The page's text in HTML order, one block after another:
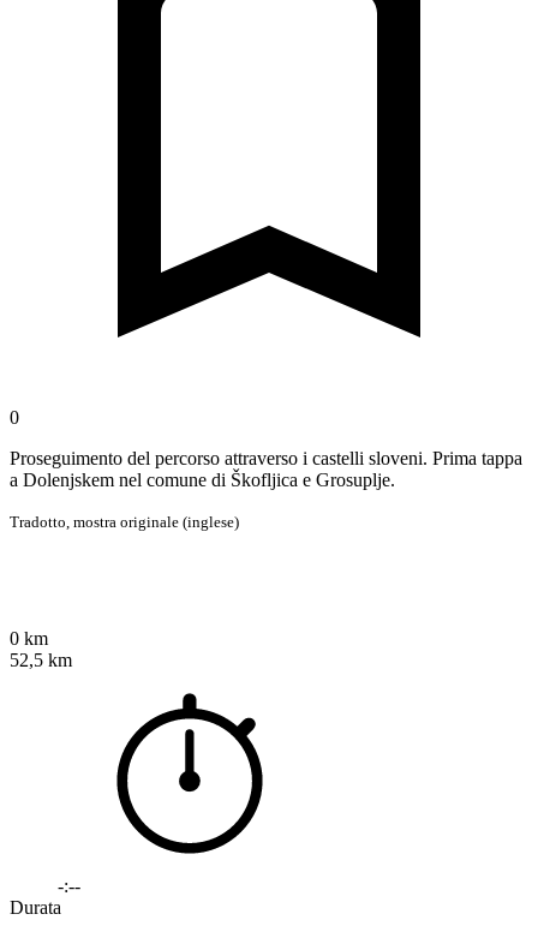
0
Proseguimento del percorso attraverso i castelli sloveni. Prima tappa
a Dolenjskem nel comune di Škofljica e Grosuplje.
Tradotto, mostra originale (inglese)
0 km
52,5 km
-:--
Durata